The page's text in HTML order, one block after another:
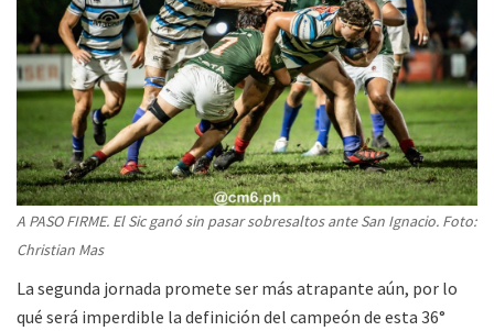
A PASO FIRME. El Sic ganó sin pasar sobresaltos ante San Ignacio. Foto:
Christian Mas
La segunda jornada promete ser más atrapante aún, por lo
qué será imperdible la definición del campeón de esta 36°